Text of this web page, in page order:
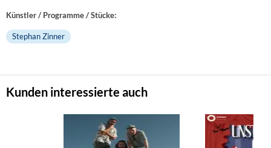
Künstler / Programme / Stücke:
Stephan Zinner
Kunden interessierte auch